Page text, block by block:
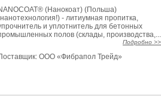
(Нанокоат) (Польша)
- литиумная пропитка,
и уплотнитель для бетонных
полов (склады, производства,...
Подробно >>
ООО «Фибрапол Трейд»